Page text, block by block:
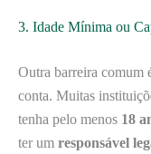
3. Idade Mínima ou
Outra barreira comum
conta. Muitas
tenha pelo menos 18
ter um responsável